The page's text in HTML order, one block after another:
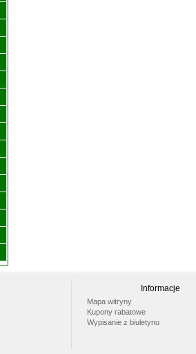
Informacje
Mapa witryny
Kupony rabatowe
Wypisanie z biuletynu